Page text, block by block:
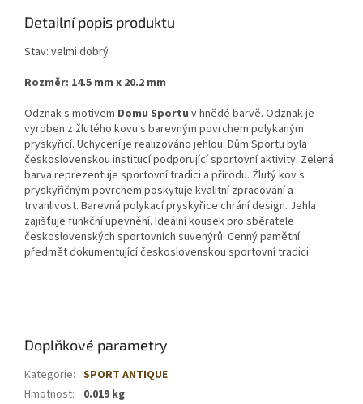
Detailní popis produktu
Stav: velmi dobrý
Rozměr: 14.5 mm x 20.2 mm
Odznak s motivem Domu Sportu v hnědé barvě. Odznak je
vyroben z žlutého kovu s barevným povrchem polykaným
pryskyřicí. Uchycení je realizováno jehlou. Dům Sportu byla
československou institucí podporující sportovní aktivity. Zelená
barva reprezentuje sportovní tradici a přírodu. Žlutý kov s
pryskyřičným povrchem poskytuje kvalitní zpracování a
trvanlivost. Barevná polykací pryskyřice chrání design. Jehla
zajišťuje funkční upevnění. Ideální kousek pro sběratele
československých sportovních suvenýrů. Cenný pamětní
předmět dokumentující československou sportovní tradici
Doplňkové parametry
Kategorie: SPORT ANTIQUE
Hmotnost: 0.019 kg